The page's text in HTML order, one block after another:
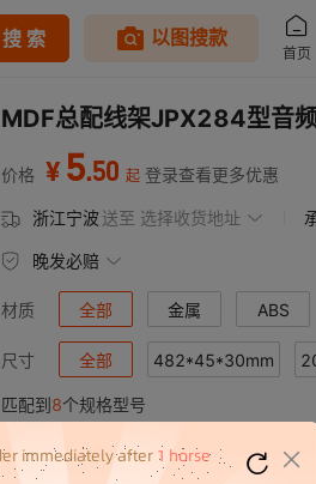
MDF总配线架JPX284型音
价格 ¥ 5.50 起 登录查看更多优惠
浙江宁波送至 选择收货地址
晚发必赔
材质 全部 金属 ABS
尺寸 全部 482*45*30mm
86*77*44mm
匹配到8个规格型号
产品规格 材质